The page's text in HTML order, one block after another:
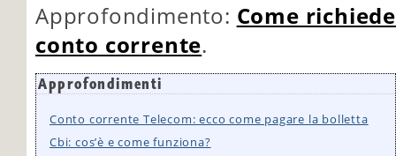
Approfondimento: Come
conto corrente.
Approfondimenti
Conto corrente Telecom: ecco come pagare la bolletta
Cbi: cos’è e come funziona?